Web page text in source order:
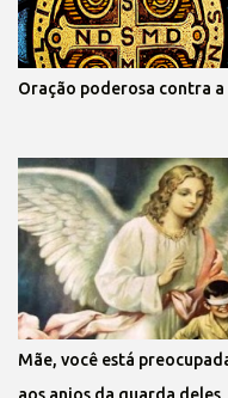
Oração poderosa contra a
Mãe, você está